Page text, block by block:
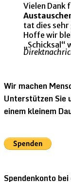
Vielen Dank
tat dies
Hoffe wir
„Schicksal“
Wir machen
Unterstützen Sie
einem kleinem
Spendenkonto